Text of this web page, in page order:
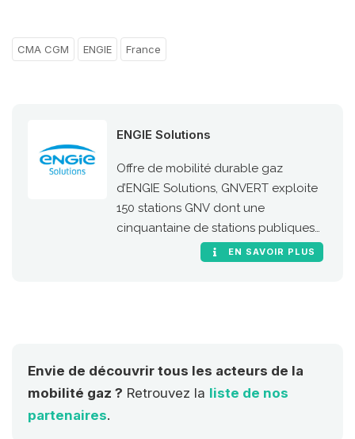
CMA CGM ENGIE France
ENGIE Solutions
Offre de mobilité durable gaz
d’ENGIE Solutions, GNVERT exploite
150 stations GNV dont une
cinquantaine de stations publiques
sur le territoire national.EN SAVOIR PLUS
Envie de découvrir tous les acteurs de la
mobilité gaz ? Retrouvez la liste de nos
partenaires.